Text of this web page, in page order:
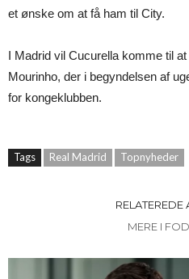
et ønske om at få ham til City.
I Madrid vil Cucurella komme til
Mourinho, der i begyndelsen af
for kongeklubben.
Tags Real Madrid Topnyheder
RELATEREDE
MERE I